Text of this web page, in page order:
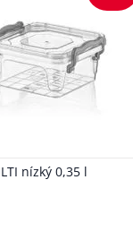
nízký 0,35 l